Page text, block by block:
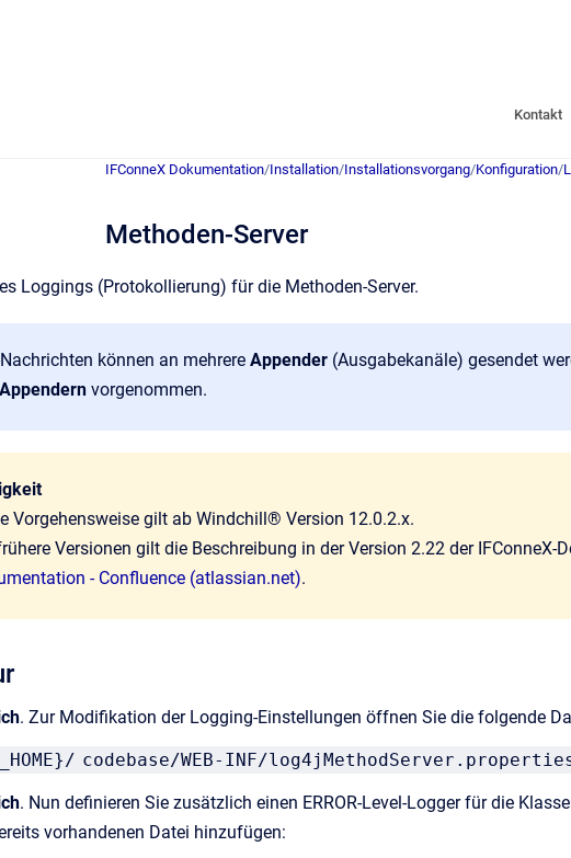
Kontakt
IFConneX Dokumentation/Installation/Installationsvorgang/Konfiguration/
Methoden-Server
Loggings (Protokollierung) für die Methoden-Server.
können an mehrere Appender (Ausgabekanäle) gesendet
Appendern vorgenommen.
Vorgehensweise gilt ab Windchill® Version 12.0.2.x.
Versionen gilt die Beschreibung in der Version 2.22 der IFConneX-
- Confluence (atlassian.net).
. Zur Modifikation der Logging-Einstellungen öffnen Sie die folgende
codebase/WEB-INF/
. Nun definieren Sie zusätzlich einen ERROR-Level-Logger für die
vorhandenen Datei hinzufügen: